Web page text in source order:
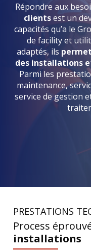
Répondre aux
clientsest un
capacités qu’a le
de facility et
adaptés, ils
des installations
Parmi les
maintenance,
service de gestion
PRESTATIONS
Process
installations